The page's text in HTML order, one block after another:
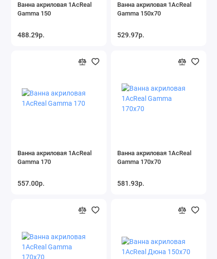
Ванна акриловая 1AcReal
Gamma 150
488.29р.
Ванна акриловая 1AcReal
Gamma 150x70
529.97р.
Ванна акриловая 1AcReal
Gamma 170
557.00р.
Ванна акриловая 1AcReal
Gamma 170х70
581.93р.